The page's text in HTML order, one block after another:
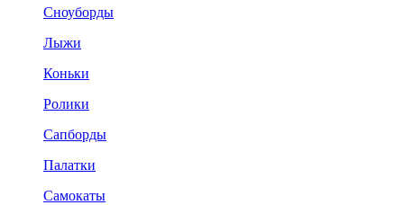
Сноуборды
Лыжи
Коньки
Ролики
Сапборды
Палатки
Самокаты